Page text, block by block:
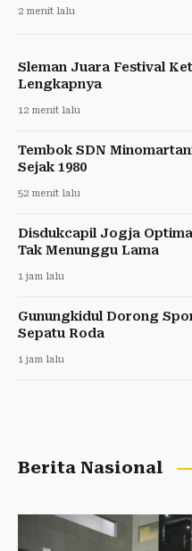
2 menit lalu
Sleman Juara Festival
Lengkapnya
12 menit lalu
Tembok SDN
Sejak 1980
52 menit lalu
Disdukcapil Jogja
Tak Menunggu Lama
1 jam lalu
Gunungkidul Dorong
Sepatu Roda
1 jam lalu
Berita Nasional